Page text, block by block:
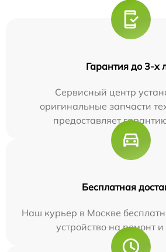
Гарантия до 3-х
Сервисный центр
оригинальные запчасти
предоставляет
Бесплатная
Наш курьер в Москве
устройство на ремонт